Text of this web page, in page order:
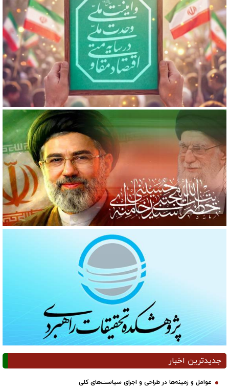
جدیدترین اخبار
عوامل و زمینه‌ها در طراحی و اجرای سیاست‌های کلی